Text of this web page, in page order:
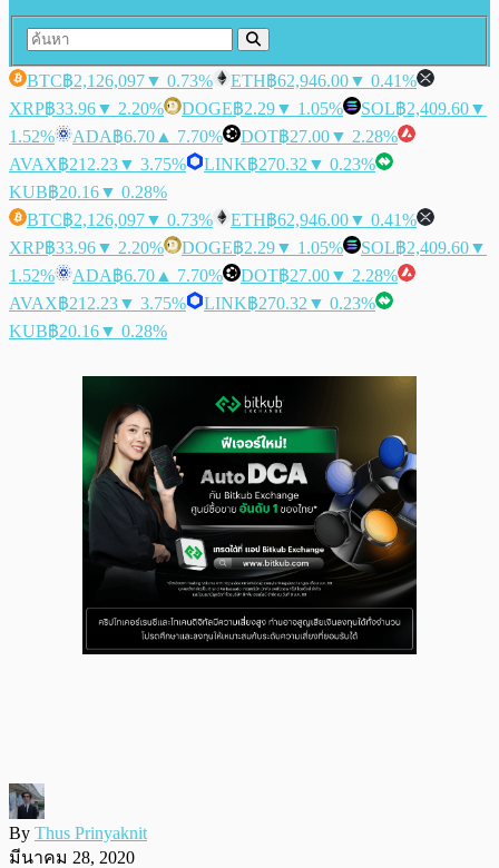
BTC฿2,126,097▼ 0.73% ETH฿62,946.00▼ 0.41%
XRP฿33.96▼ 2.20% DOGE฿2.29▼ 1.05% SOL฿2,409.60▼
1.52%
ADA฿6.70 ▲ 7.70% DOT฿27.00▼ 2.28%
AVAX฿212.23▼ 3.75% LINK฿270.32 ▼ 0.23%
KUB฿20.16▼ 0.28%
BTC฿2,126,097▼ 0.73% ETH฿62,946.00▼ 0.41%
XRP฿33.96▼ 2.20% DOGE฿2.29▼ 1.05% SOL฿2,409.60▼
1.52%
ADA฿6.70 ▲ 7.70% DOT฿27.00▼ 2.28%
AVAX฿212.23▼ 3.75% LINK฿270.32 ▼ 0.23%
KUB฿20.16▼ 0.28%
By Thus Prinyaknit
มีนาคม 28, 2020